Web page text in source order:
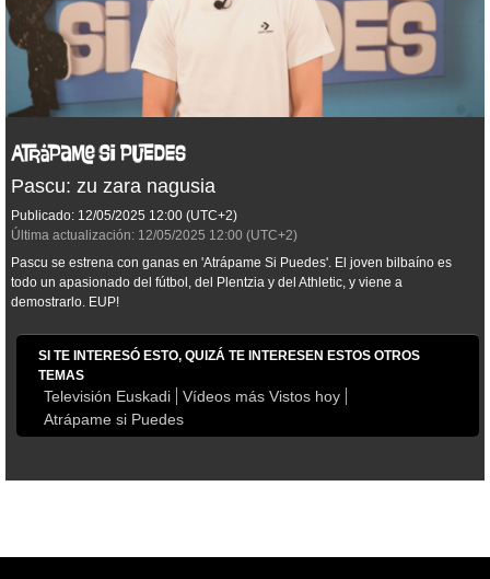
Pascu: zu zara nagusia
Publicado: 12/05/2025 12:00 (UTC+2)
Última actualización: 12/05/2025 12:00 (UTC+2)
Pascu se estrena con ganas en 'Atrápame Si Puedes'. El joven bilbaíno es
todo un apasionado del fútbol, del Plentzia y del Athletic, y viene a
demostrarlo. EUP!
SI TE INTERESÓ ESTO, QUIZÁ TE INTERESEN ESTOS OTROS
TEMAS
Televisión Euskadi
Vídeos más Vistos hoy
Atrápame si Puedes